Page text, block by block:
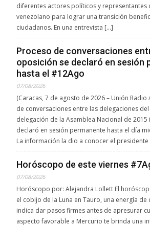
diferentes actores políticos y representantes
venezolano para lograr una transición
ciudadanos. En una entrevista […]
Proceso de conversaciones
oposición se declaró en sesión
hasta el #12Ago
07/08/2026
(Caracas, 7 de agosto de 2026 – Unión Radio
de conversaciones entre las delegaciones
delegación de la Asamblea Nacional de
declaró en sesión permanente hasta el día
La información la dio a conocer el
Horóscopo de este viernes
07/08/2026
Horóscopo por: Alejandra Lollett El
el cobijo de la Luna en Tauro, una energía
indica dar pasos firmes antes de apresurar
aspecto favorable a Mercurio te brinda una